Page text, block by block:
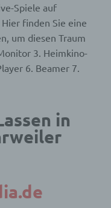
Spiele auf
finden Sie eine
um diesen Traum
3. Heimkino-
6. Beamer 7.
in
auf den
beim Erlass
(DS-GVO)
als auch für
einfach
dies zu